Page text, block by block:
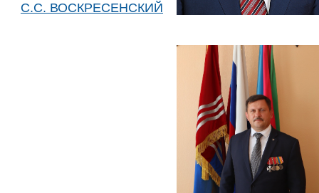
С.С. ВОСКРЕСЕНСКИЙ